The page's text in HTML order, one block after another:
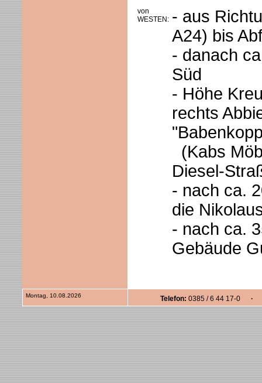
von
WESTEN: - aus
A24) bis
- danach
Süd
- Höhe
rechts
(Kabs
Diesel-
- nach ca.
die
- nach ca.
Gebäude
Montag, 10.08.2026 Telefon: 0385 / 6 44 17-0 ·